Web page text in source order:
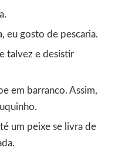
eu gosto de pescaria.
talvez e desistir
em barranco. Assim,
um peixe se livra de